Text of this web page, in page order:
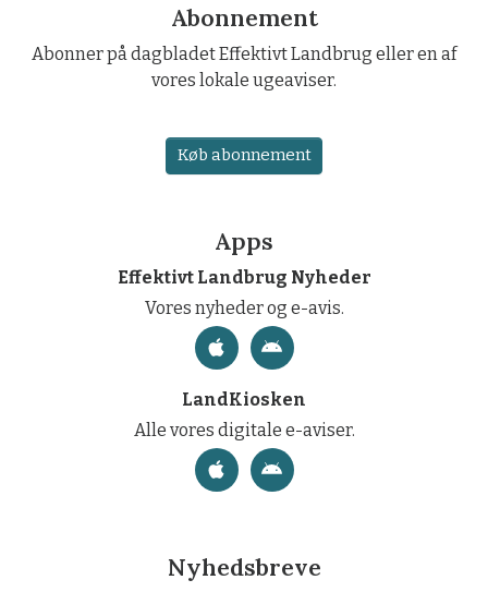
Abonnement
Abonner på dagbladet Effektivt Landbrug eller en af
vores lokale ugeaviser.
Køb abonnement
Apps
Effektivt Landbrug Nyheder
Vores nyheder og e-avis.
LandKiosken
Alle vores digitale e-aviser.
Nyhedsbreve